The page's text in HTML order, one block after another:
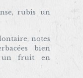
rubis un
notes
bien
un fruit en